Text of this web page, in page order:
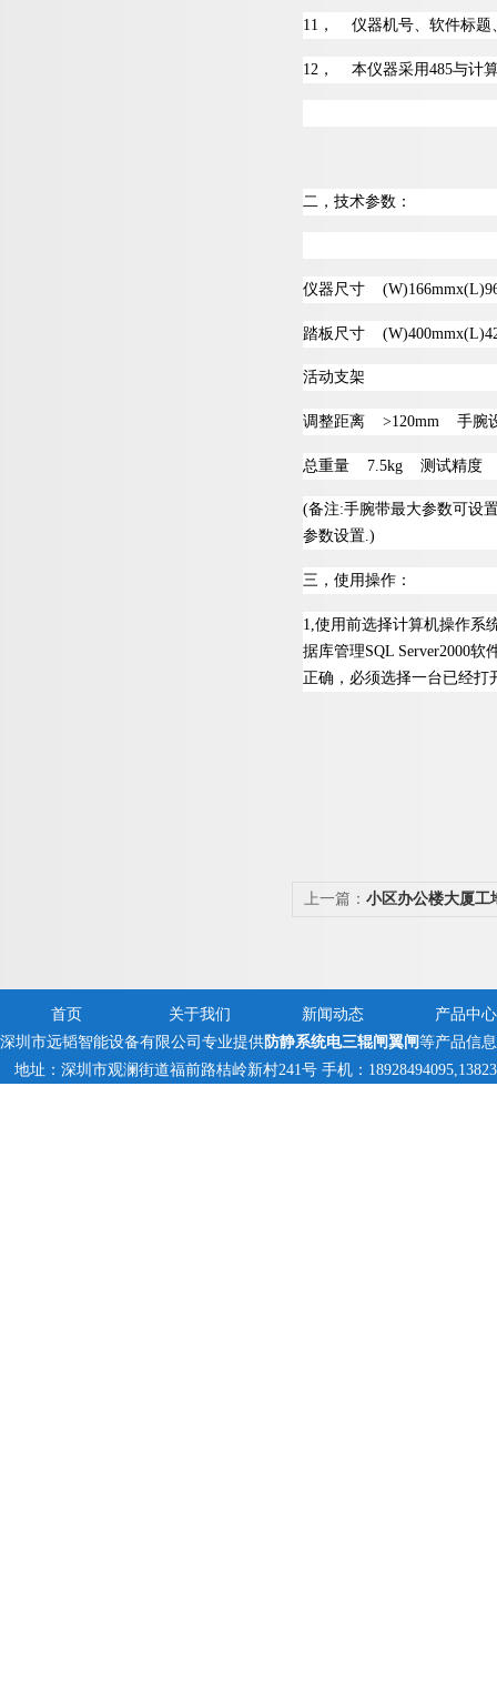
11 ， 仪器机号、软件标
1 2 ， 本仪器采用485与计
二，技术参数：
仪器尺寸
踏板尺寸
活动支架
调整距离 >120mm 手腕
总重量 7.5kg 测试精度
(备注:手腕带最大参数可设
参数设置.)
三，使用操作：
1 使用前选择计算机操作系
据库管理SQL Server2000软
正确，必须选择一台已经打
上一篇： 小区办公楼大厦工
首页 关于我们 新闻动态
产品中心
深圳市远韬智能设备有限公司专业提供防静系统电三辊闸翼闸等产品信
地址：深圳市观澜街道福前路桔岭新村241号 手机：